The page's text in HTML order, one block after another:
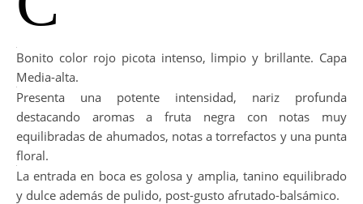
Bonito color rojo picota intenso, limpio y brillante. Capa
Media-alta.
Presenta una potente intensidad, nariz profunda
destacando aromas a fruta negra con notas muy
equilibradas de ahumados, notas a torrefactos y una punta
floral.
La entrada en boca es golosa y amplia, tanino equilibrado
y dulce además de pulido, post-gusto afrutado-balsámico.